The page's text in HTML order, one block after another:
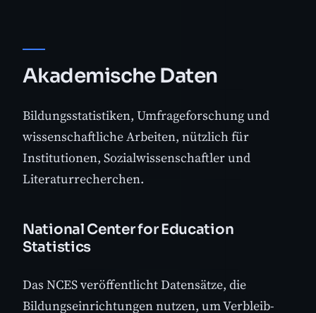
Akademische Daten
Bildungsstatistiken, Umfrageforschung und
wissenschaftliche Arbeiten, nützlich für
Institutionen, Sozialwissenschaftler und
Literaturrecherchen.
National Center for Education
Statistics
Das NCES veröffentlicht Datensätze, die
Bildungseinrichtungen nutzen, um Verbleib-